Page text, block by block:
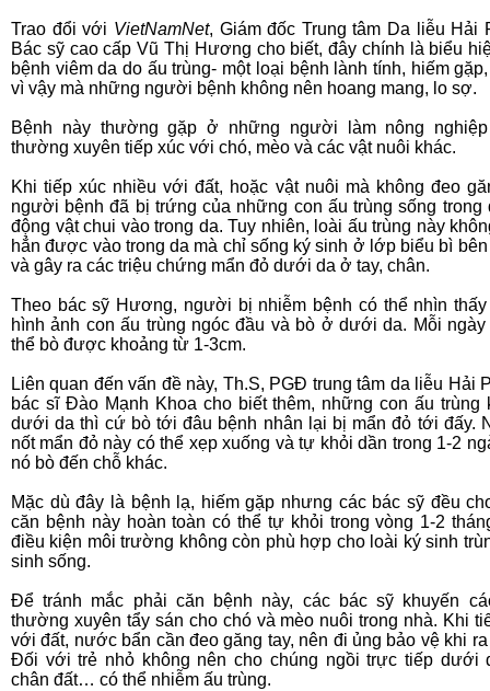
Trao đổi với VietNamNet, Giám đốc Trung tâm Da liễu Hải
Bác sỹ cao cấp Vũ Thị Hương cho biết, đây chính là biểu
bệnh viêm da do ấu trùng- một loại bệnh lành tính, hiếm
vì vậy mà những người bệnh không nên hoang mang, lo sợ.
Bệnh này thường gặp ở những người làm nông
thường xuyên tiếp xúc với chó, mèo và các vật nuôi khác.
Khi tiếp xúc nhiều với đất, hoặc vật nuôi mà không đeo
người bệnh đã bị trứng của những con ấu trùng sống trong
động vật chui vào trong da. Tuy nhiên, loài ấu trùng này
hẳn được vào trong da mà chỉ sống ký sinh ở lớp biểu bì
và gây ra các triệu chứng mẩn đỏ dưới da ở tay, chân.
Theo bác sỹ Hương, người bị nhiễm bệnh có thể nhìn
hình ảnh con ấu trùng ngóc đầu và bò ở dưới da. Mỗi ngày
thể bò được khoảng từ 1-3cm.
Liên quan đến vấn đề này, Th.S, PGĐ trung tâm da liễu Hải
bác sĩ Đào Mạnh Khoa cho biết thêm, những con ấu trùng
dưới da thì cứ bò tới đâu bệnh nhân lại bị mẩn đỏ tới đấy.
nốt mẩn đỏ này có thể xẹp xuống và tự khỏi dần trong 1-2
nó bò đến chỗ khác.
Mặc dù đây là bệnh lạ, hiếm gặp nhưng các bác sỹ đều
căn bệnh này hoàn toàn có thể tự khỏi trong vòng 1-2
điều kiện môi trường không còn phù hợp cho loài ký sinh
sinh sống.
Để tránh mắc phải căn bệnh này, các bác sỹ khuyến
thường xuyên tẩy sán cho chó và mèo nuôi trong nhà. Khi
với đất, nước bẩn cần đeo găng tay, nên đi ủng bảo vệ khi
Đối với trẻ nhỏ không nên cho chúng ngồi trực tiếp dưới
chân đất… có thể nhiễm ấu trùng.